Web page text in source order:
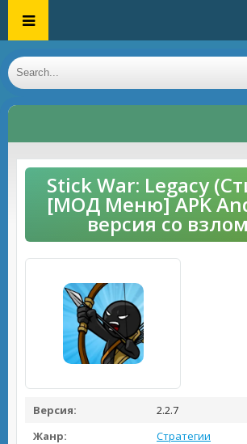
Stick War: Legacy
[МОД Меню] APK
версия со
Версия:
2.2.7
Жанр:
Стратегии